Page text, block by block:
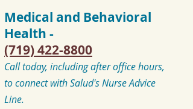
Medical and Behavioral
Health -
(719) 422-8800
Call today, including after office hours,
to connect with Salud's Nurse Advice
Line.